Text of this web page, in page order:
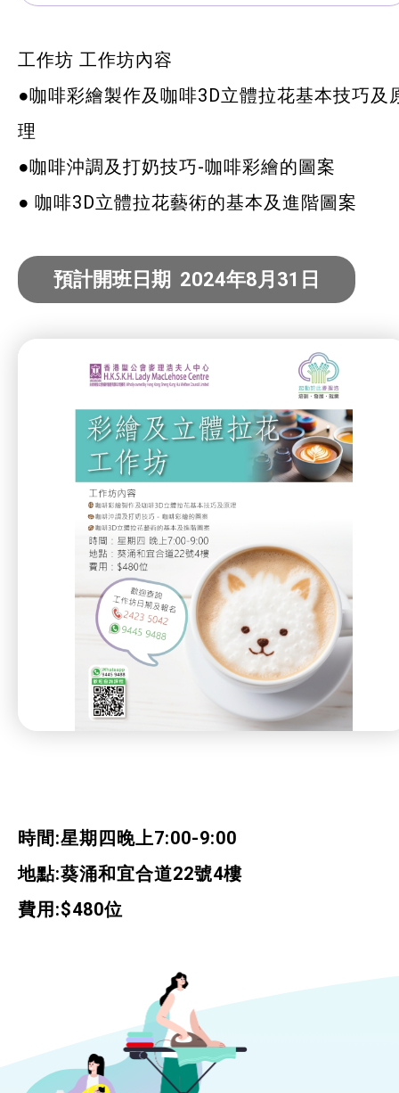
美顏妝扮
布藝手工
花藝手工
寵物行為訓練
寵物急救
藝術分享
健康運動
身心靈健康
暑期興趣班(青衣限定)
社企項目
就業及求職
特別服務項目
最新消息
工作坊 工作坊內容
●咖啡彩繪製作及咖啡3D立體拉花基本技巧及
理
●咖啡沖調及打奶技巧-咖啡彩繪的圖案
● 咖啡3D立體拉花藝術的基本及進階圖案
預計開班日期 2024年8月31日
時間:星期四晚上7:00-9:00
地點:葵涌和宜合道22號4樓
費用:$480位